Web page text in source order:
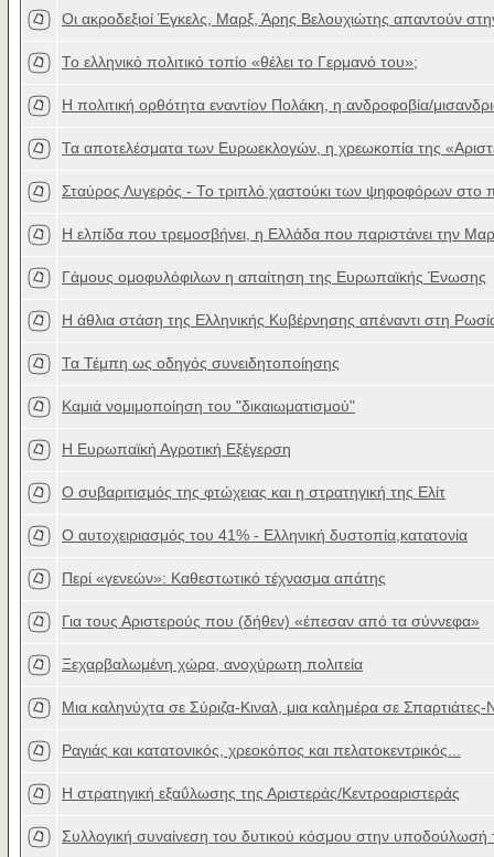
Οι ακροδεξιοί Έγκελς, Μαρξ, Άρης Βελουχιώτης απαντούν
Το ελληνικό πολιτικό τοπίο «θέλει το Γερμανό του»;
Η πολιτική ορθότητα εναντίον Πολάκη, η ανδροφοβία/
Τα αποτελέσματα των Ευρωεκλογών, η χρεωκοπία της
Σταύρος Λυγερός - Το τριπλό χαστούκι των ψηφοφόρων στο
H ελπίδα που τρεμοσβήνει, η Ελλάδα που παριστάνει την
Γάμους ομοφυλόφιλων η απαίτηση της Ευρωπαϊκής Ένωσης
Η άθλια στάση της Ελληνικής Κυβέρνησης απέναντι στη
Τα Τέμπη ως οδηγός συνειδητοποίησης
Καμιά νομιμοποίηση του "δικαιωματισμού"
H Ευρωπαϊκή Αγροτική Εξέγερση
Ο συβαριτισμός της φτώχειας και η στρατηγική της Ελίτ
Ο αυτοχειριασμός του 41% - Ελληνική δυστοπία,κατατονία
Περί «γενεών»: Καθεστωτικό τέχνασμα απάτης
Για τους Αριστερούς που (δήθεν) «έπεσαν από τα σύννεφα»
Ξεχαρβαλωμένη χώρα, ανοχύρωτη πολιτεία
Μια καληνύχτα σε Σύριζα-Κιναλ, μια καλημέρα σε Σπαρτιάτες-
Ραγιάς και κατατονικός, χρεοκόπος και πελατοκεντρικός...
Η στρατηγική εξαΰλωσης της Αριστεράς/Κεντροαριστεράς
Συλλογική συναίνεση του δυτικού κόσμου στην υποδούλωσή